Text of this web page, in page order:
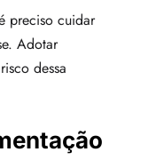
preciso cuidar
Adotar
dessa